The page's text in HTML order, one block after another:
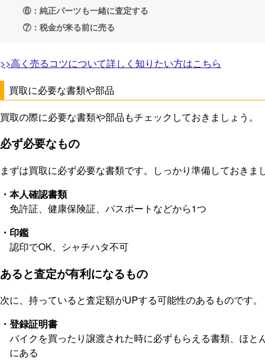
⑥：純正パーツも一緒に査定する
⑦：税金が来る前に売る
>>高く売るコツについて詳しく知りたい方はこちら
買取に必要な書類や部品
買取の際に必要な書類や部品もチェックしておきましょう。
必ず必要なもの
まずは買取に必ず必要な書類です。しっかり準備しておきま
・本人確認書類
免許証、健康保険証、パスポートなどから1つ
・印鑑
認印でOK、シャチハタ不可
あると査定が有利になるもの
次に、持っていると査定額がUPする可能性のあるものです。
・登録証明書
バイクを買ったり譲渡された時に必ずもらえる書類、ほと
にある